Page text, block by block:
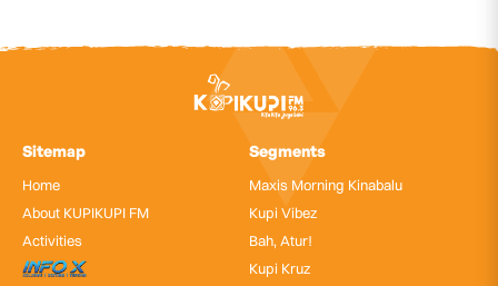
Sitemap
Home
About KUPIKUPI FM
Activities
InfoX
Segments
Maxis Morning Kinabalu
Kupi Vibez
Bah, Atur!
Kupi Kruz